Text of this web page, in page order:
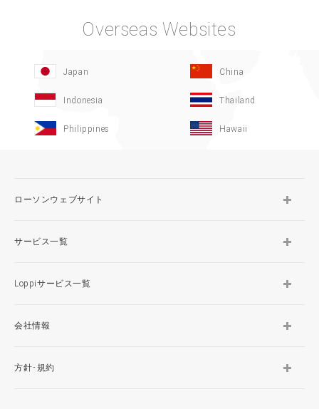
Overseas Websites
Japan China
Indonesia Thailand
Philippines Hawaii
ローソンウェブサイト
サービス一覧
Loppiサービス一覧
会社情報
方針･規約